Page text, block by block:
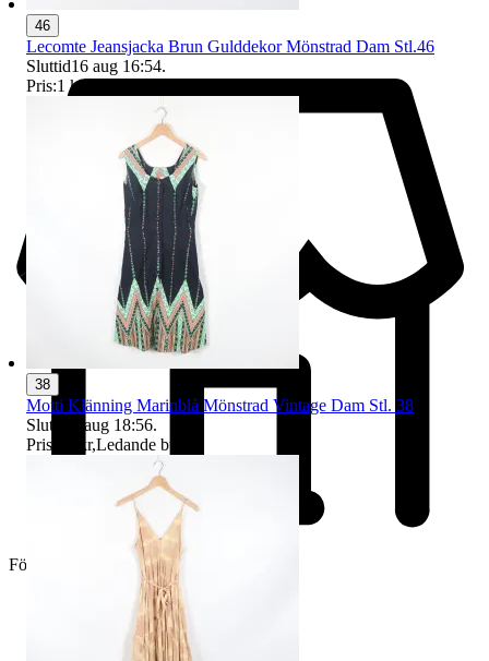
Företag
46
Lecomte Jeansjacka Brun Gulddekor Mönstrad Dam Stl.46
Sluttid16 aug 16:54.
Pris:1 kr,
38
Motti Klänning Marinblå Mönstrad Vintage Dam Stl. 38
Sluttid
9 aug 18:56.
Pris:
32 kr,Ledande bud